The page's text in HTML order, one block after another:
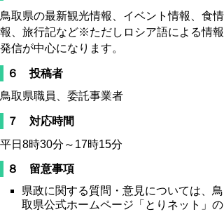
鳥取県の最新観光情報、イベント情報、食情
報、旅行記など※ただしロシア語による情報
発信が中心になります。
６ 投稿者
鳥取県職員、委託事業者
７ 対応時間
平日8時30分～17時15分
８ 留意事項
県政に関する質問・意見については、鳥
取県公式ホームページ「とりネット」の